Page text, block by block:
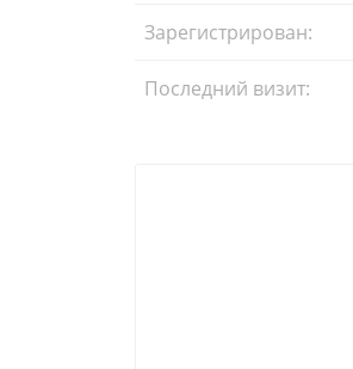
Зарегистрирован:
Последний визит: